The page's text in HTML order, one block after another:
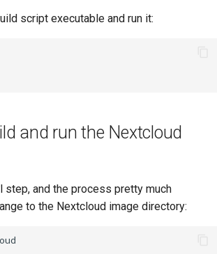
script executable and run it:
and run the Nextcloud
step, and the process pretty much
to the Nextcloud image directory: